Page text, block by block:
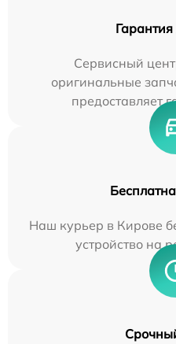
Сервисный
оригинальные
предоставляет
Наш курьер в Кирове
устройство на